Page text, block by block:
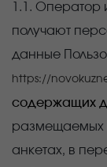
1.1.
получают
данные
https://
содержащих
размещаемых
анкетах, в